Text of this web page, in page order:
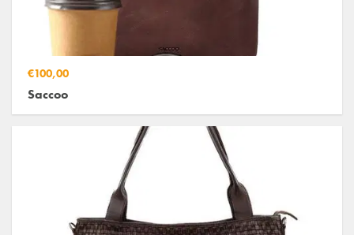
€100,00
Saccoo